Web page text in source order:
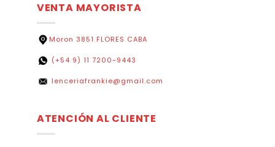
VENTA MAYORISTA
Moron 3851 FLORES CABA
(+54 9) 11 7200-9443
lenceriafrankie@gmail.com
ATENCIÓN AL CLIENTE